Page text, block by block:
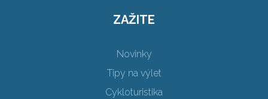
ZAŽITE
Novinky
Tipy na výlet
Cykloturistika